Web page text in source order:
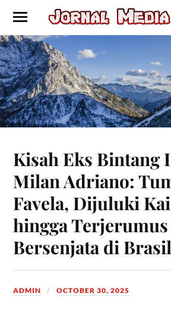
Kisah Eks Bintang
Milan Adriano:
Favela, Dijuluki
hingga Terjerumus
Bersenjata di Brasil
ADMIN OCTOBER 30, 2025